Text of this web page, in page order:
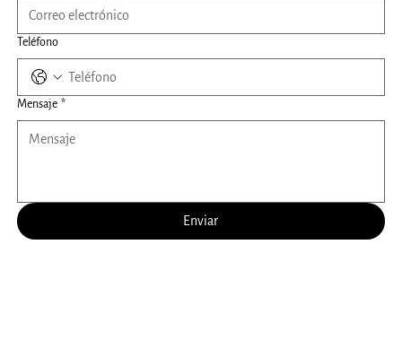
Teléfono
Mensaje *
Enviar